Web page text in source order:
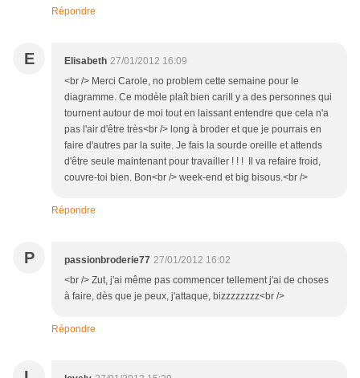
Répondre
E Elisabeth 27/01/2012 16:09
<br /> Merci Carole, no problem cette semaine pour le
diagramme. Ce modèle plaît bien cariIl y a des personnes qui
tournent autour de moi tout en laissant entendre que cela n'a
pas l'air d'être très<br /> long à broder et que je pourrais en
faire d'autres par la suite. Je fais la sourde oreille et attends
d'être seule maintenant pour travailler ! ! ! Il va refaire froid,
couvre-toi bien. Bon<br /> week-end et big bisous.<br />
Répondre
P passionbroderie77 27/01/2012 16:02
<br /> Zut, j'ai même pas commencer tellement j'ai de choses
à faire, dès que je peux, j'attaque, bizzzzzzzz<br />
Répondre